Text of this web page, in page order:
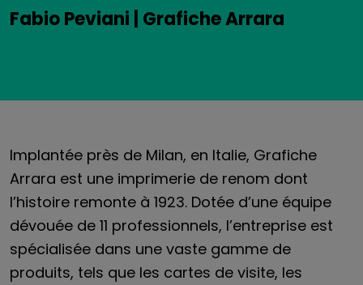
Fabio Peviani | Grafiche Arrara
Implantée près de Milan, en Italie, Grafiche
Arrara est une imprimerie de renom dont
l’histoire remonte à 1923. Dotée d’une équipe
dévouée de 11 professionnels, l’entreprise est
spécialisée dans une vaste gamme de
produits, tels que les cartes de visite, les